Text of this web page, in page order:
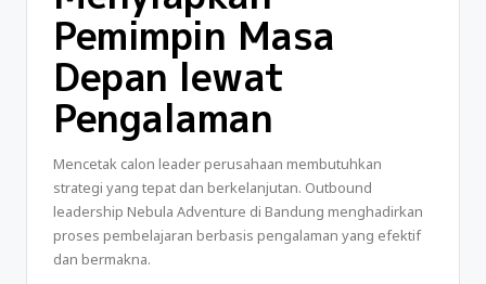
Pemimpin Masa
Depan lewat
Pengalaman
Mencetak calon leader perusahaan membutuhkan
strategi yang tepat dan berkelanjutan. Outbound
leadership Nebula Adventure di Bandung menghadirkan
proses pembelajaran berbasis pengalaman yang efektif
dan bermakna.